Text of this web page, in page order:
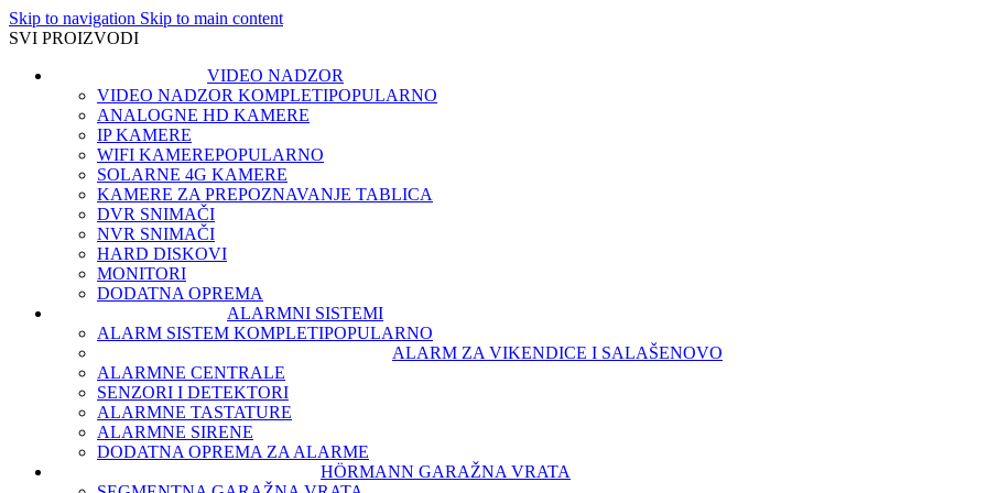
Skip to navigation Skip to main content
SVI PROIZVODI
VIDEO NADZOR
VIDEO NADZOR KOMPLETIPOPULARNO
ANALOGNE HD KAMERE
IP KAMERE
WIFI KAMEREPOPULARNO
SOLARNE 4G KAMERE
KAMERE ZA PREPOZNAVANJE TABLICA
DVR SNIMAČI
NVR SNIMAČI
HARD DISKOVI
MONITORI
DODATNA OPREMA
ALARMNI SISTEMI
ALARM SISTEM KOMPLETIPOPULARNO
ALARM ZA VIKENDICE I SALAŠENOVO
ALARMNE CENTRALE
SENZORI I DETEKTORI
ALARMNE TASTATURE
ALARMNE SIRENE
DODATNA OPREMA ZA ALARME
HÖRMANN GARAŽNA VRATA